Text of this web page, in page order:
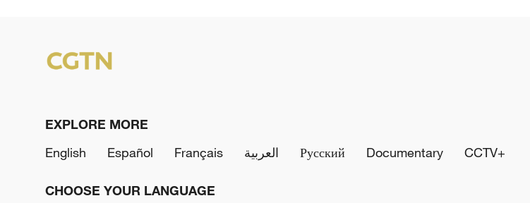
EXPLORE MORE
English
Español Français العربية Русский Documentary CCTV+
CHOOSE YOUR LANGUAGE